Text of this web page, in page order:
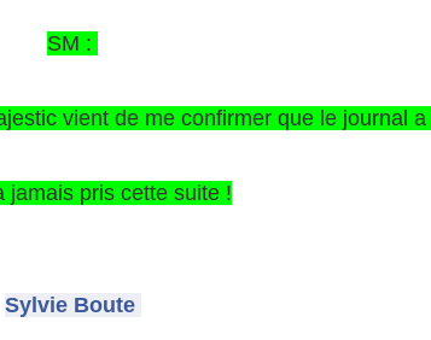
SM :
vient de me confirmer que le journal a
jamais pris cette suite !
Sylvie Boute